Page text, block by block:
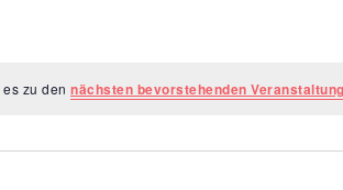
zu den nächsten bevorstehenden